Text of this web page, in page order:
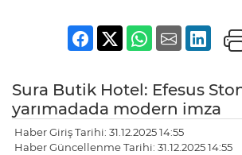
Sura Butik Hotel: Efesus
yarımadada modern imza
Haber Giriş Tarihi: 31.12.2025 14:55
Haber Güncellenme Tarihi: 31.12.2025 14:55